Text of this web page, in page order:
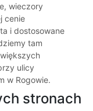
wieczory
cenie
i dostosowane
tam
ulicy
w Rogowie.
stronach